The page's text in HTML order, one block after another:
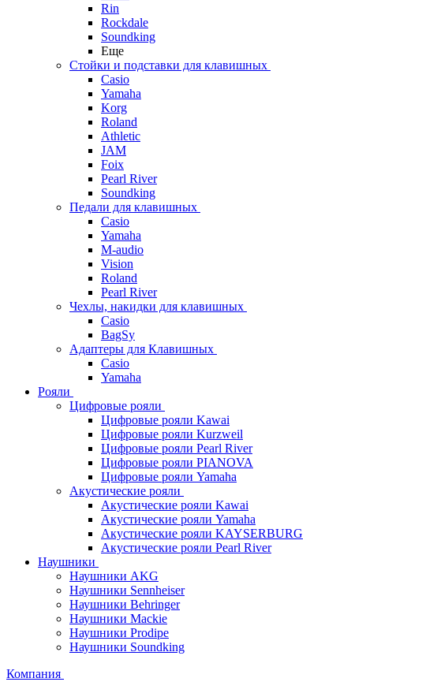
Rin
Rockdale
Soundking
Еще
Стойки и подставки для клавишных
Casio
Yamaha
Korg
Roland
Athletic
JAM
Foix
Pearl River
Soundking
Педали для клавишных
Casio
Yamaha
M-audio
Vision
Roland
Pearl River
Чехлы, накидки для клавишных
Casio
BagSy
Адаптеры для Клавишных
Casio
Yamaha
Рояли
Цифровые рояли
Цифровые рояли Kawai
Цифровые рояли Kurzweil
Цифровые рояли Pearl River
Цифровые рояли PIANOVA
Цифровые рояли Yamaha
Акустические рояли
Акустические рояли Kawai
Акустические рояли Yamaha
Акустические рояли KAYSERBURG
Акустические рояли Pearl River
Наушники
Наушники AKG
Наушники Sennheiser
Наушники Behringer
Наушники Mackie
Наушники Prodipe
Наушники Soundking
Компания